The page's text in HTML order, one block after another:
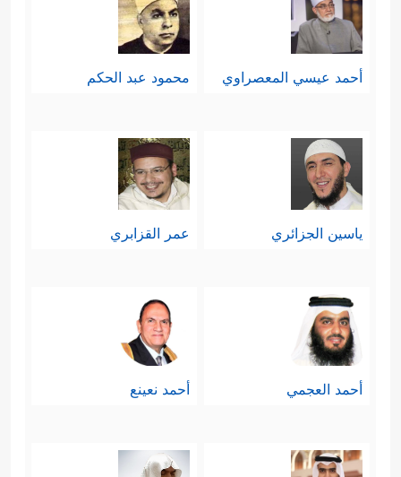
أحمد عيسي المعصراوي محمود عبد الحكم
ياسين الجزائري عمر القزابري
أحمد العجمي أحمد نعينع